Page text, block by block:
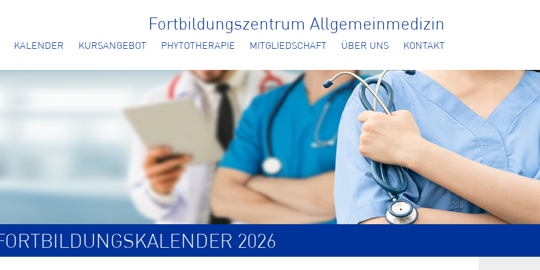
Fortbildungszentrum Allgemeinmedizin
KALENDER KURSANGEBOT PHYTOTHERAPIE MITGLIEDSCHAFT ÜBER UNS KONTAKT
2026